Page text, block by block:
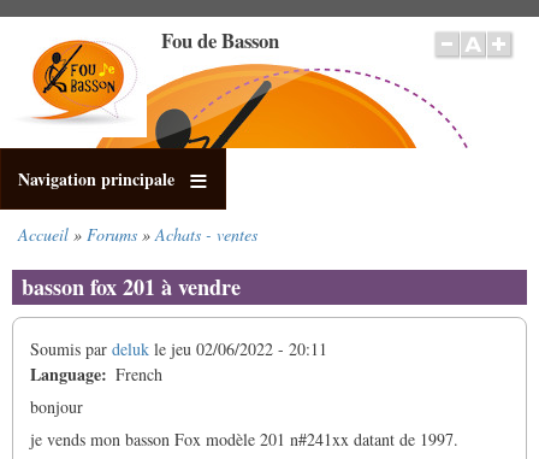
contenu
principal
Fou de Basson
Navigation principale
d'Ariane
Accueil Forums Achats - ventes
basson fox 201 à vendre
Soumis par deluk le jeu 02/06/2022 - 20:11
Language
French
bonjour
je vends mon basson Fox modèle 201 n#241xx datant de 1997.